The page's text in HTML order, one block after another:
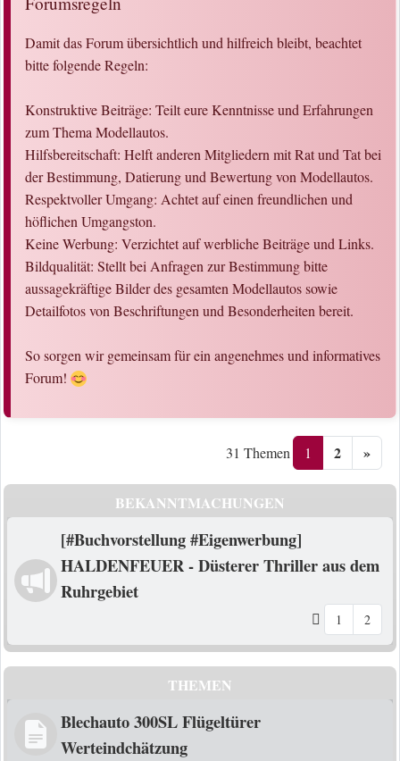
Damit das Forum übersichtlich und hilfreich bleibt, beachtet
bitte folgende Regeln:
Konstruktive Beiträge: Teilt eure Kenntnisse und Erfahrungen
zum Thema Modellautos.
Hilfsbereitschaft: Helft anderen Mitgliedern mit Rat und Tat bei
der Bestimmung, Datierung und Bewertung von Modellautos.
Respektvoller Umgang: Achtet auf einen freundlichen und
höflichen Umgangston.
Keine Werbung: Verzichtet auf werbliche Beiträge und Links.
Bildqualität: Stellt bei Anfragen zur Bestimmung bitte
aussagekräftige Bilder des gesamten Modellautos sowie
Detailfotos von Beschriftungen und Besonderheiten bereit.
So sorgen wir gemeinsam für ein angenehmes und informatives
Forum!
31 Themen 1 2 »
BEKANNTMACHUNGEN
[#Buchvorstellung #Eigenwerbung]
HALDENFEUER - Düsterer Thriller aus dem
Ruhrgebiet
1 2
THEMEN
Blechauto 300SL Flügeltürer
Werteindchätzung